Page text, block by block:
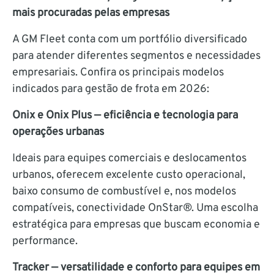
mais procuradas pelas empresas
A GM Fleet conta com um portfólio diversificado
para atender diferentes segmentos e necessidades
empresariais. Confira os principais modelos
indicados para gestão de frota em 2026:
Onix e Onix Plus — eficiência e tecnologia para
operações urbanas
Ideais para equipes comerciais e deslocamentos
urbanos, oferecem excelente custo operacional,
baixo consumo de combustível e, nos modelos
compatíveis, conectividade OnStar®. Uma escolha
estratégica para empresas que buscam economia e
performance.
Tracker — versatilidade e conforto para equipes em